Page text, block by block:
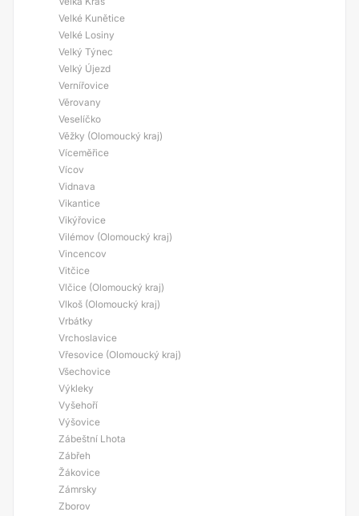
Velké Kunětice
Velké Losiny
Velký Týnec
Velký Újezd
Vernířovice
Věrovany
Veselíčko
Věžky (Olomoucký kraj)
Víceměřice
Vícov
Vidnava
Vikantice
Vikýřovice
Vilémov (Olomoucký kraj)
Vincencov
Vitčice
Vlčice (Olomoucký kraj)
Vlkoš (Olomoucký kraj)
Vrbátky
Vrchoslavice
Vřesovice (Olomoucký kraj)
Všechovice
Výkleky
Vyšehoří
Výšovice
Zábeštní Lhota
Zábřeh
Žákovice
Zámrsky
Zborov